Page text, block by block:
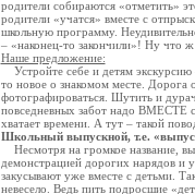
родители собираются «отметить»
родители «учатся» вместе с
школьную программу.
– «наконец-то закончили»! Ну что
Наше предложение:
Устройте себе и детям
то новое о знакомом месте.
фотографироваться. Шутить и
повседневных забот надо ВМЕСТЕ
хватает времени. А тут – такой
Школьный выпускной, т.е.
Несмотря на громкое название,
демонстрацией дорогих нарядов и
закусывают уже вместе с детьми.
невесело. Ведь пить подросшие